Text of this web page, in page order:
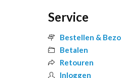
Service
Bestellen &
Betalen
Retouren
Inloggen